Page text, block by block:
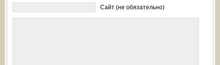
Сайт (не обязательно)